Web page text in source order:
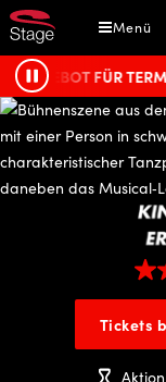
Direkt
zum
Inhalt
Menü
Pause
FÜR TERMINE IM
Tickets